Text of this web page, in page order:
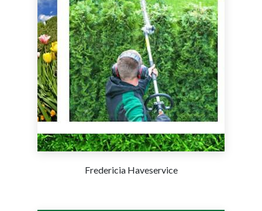
Fredericia Haveservice